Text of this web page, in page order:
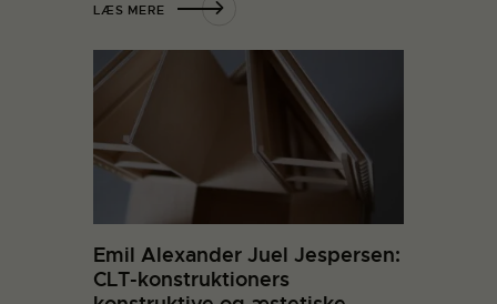
LÆS MERE
Emil Alexander Juel Jespersen:
CLT-konstruktioners